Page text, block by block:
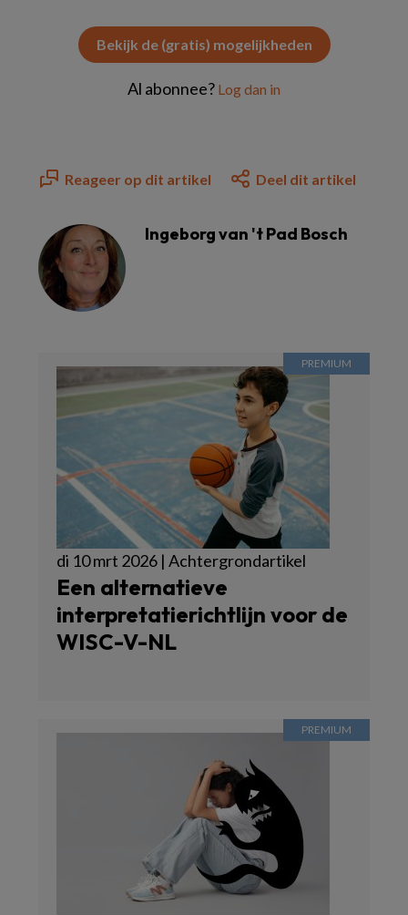
Bekijk de (gratis) mogelijkheden
Al abonnee? Log dan in
Reageer op dit artikel Deel dit artikel
Ingeborg van 't Pad Bosch
di 10 mrt 2026 | Achtergrondartikel
Een alternatieve
interpretatierichtlijn voor de
WISC-V-NL